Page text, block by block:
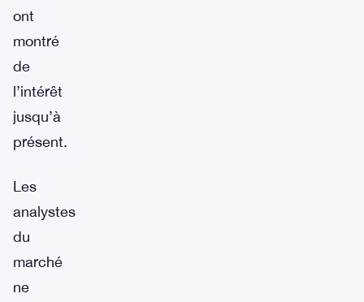
ont
montré
de
l’intérêt
jusqu’à
présent.
Les
analystes
du
marché
ne